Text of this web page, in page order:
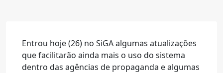
Entrou hoje (26) no SiGA algumas atualizações
que facilitarão ainda mais o uso do sistema
dentro das agências de propaganda e algumas